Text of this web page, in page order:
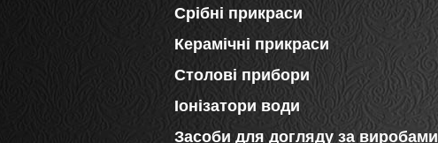
Срібні прикраси
Керамічні прикраси
Столові прибори
Іонізатори води
Засоби для догляду за виробами